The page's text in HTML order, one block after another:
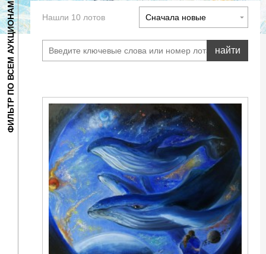
ФИЛЬТР ПО ВСЕМ АУКЦИОНАМ Нашли 10 лотов
найти